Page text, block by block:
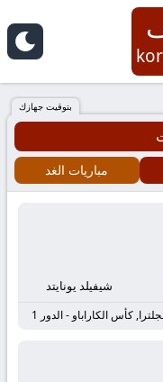
بتوقيت جهازك
مباريات الغد
شيفيلد يونايتد
كأس الكاراباو - الدور 1